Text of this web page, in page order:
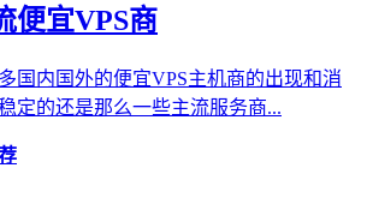
便宜VPS商
国内国外的便宜VPS主机商的出现和消
定的还是那么一些主流服务商...